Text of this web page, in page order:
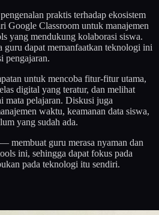
praktis terhadap ekosistem
Classroom untuk manajemen
yang mendukung kolaborasi siswa.
guru dapat memanfaatkan teknologi ini
pengajaran.
untuk mencoba fitur-fitur utama,
digital yang teratur, dan melihat
mata pelajaran. Diskusi juga
waktu, keamanan data siswa,
yang sudah ada.
membuat guru merasa nyaman dan
ini, sehingga dapat fokus pada
pada teknologi itu sendiri.